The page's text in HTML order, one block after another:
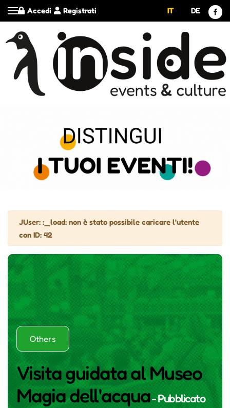
Registrati
Accedi IT DE
Attenzione
JUser: :_load: non è stato possibile caricare l'utente
con ID: 42
Others
Visita guidata al Museo
Magia dell'acqua- Pubblicato